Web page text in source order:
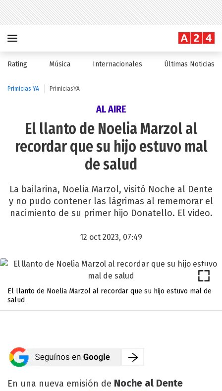
Rating Música Internacionales Últimas Noticias
Primicias YA PrimiciasYA
AL AIRE
El llanto de Noelia Marzol al
recordar que su hijo estuvo mal
de salud
La bailarina, Noelia Marzol, visitó Noche al Dente
y no pudo contener las lágrimas al rememorar el
nacimiento de su primer hijo Donatello. El video.
12 oct 2023, 07:49
El llanto de Noelia Marzol al recordar que su hijo estuvo mal de
salud
En una nueva emisión de Noche al Dente